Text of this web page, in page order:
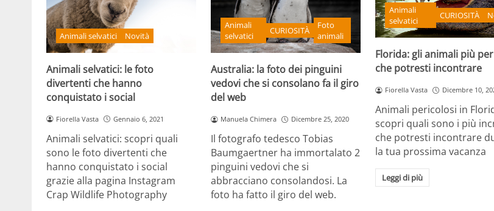
Animali selvatici Novità
Animali selvatici: le foto
divertenti che hanno
conquistato i social
Fiorella Vasta Gennaio 6, 2021
Animali selvatici: scopri quali
sono le foto divertenti che
hanno conquistato i social
grazie alla pagina Instagram
Crap Wildlife Photography
Animali
selvatici
CURIOSITÀ
Foto
animali
Australia: la foto dei pinguini
vedovi che si consolano fa il giro
del web
Manuela Chimera Dicembre 25, 2020
Il fotografo tedesco Tobias
Baumgaertner ha immortalato 2
pinguini vedovi che si
abbracciano consolandosi. La
foto ha fatto il giro del web.
Animali
selvatici
CURIOSITÀ
Florida: gli animali più
che potresti incontrare
Fiorella Vasta Dicembre 10,
Animali pericolosi in
scopri quali sono i più
che potresti incontrare
la tua prossima vacanza
Leggi di più